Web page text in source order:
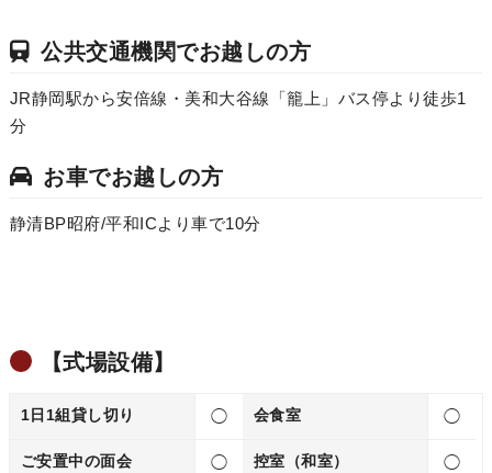
公共交通機関でお越しの方
JR静岡駅から安倍線・美和大谷線「籠上」バス停より徒歩1
分
お車でお越しの方
静清BP昭府/平和ICより車で10分
【式場設備】
1日1組貸し切り ◯ 会食室 ◯
ご安置中の面会 ◯ 控室（和室） ◯